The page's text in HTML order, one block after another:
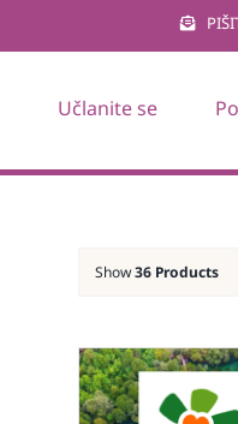
Učlanite se
Show36 Products